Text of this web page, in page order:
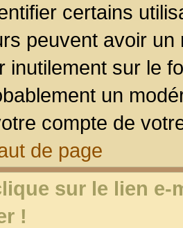
certains
peuvent avoir
inutilement sur le
un
compte de
de page
sur le lien
!